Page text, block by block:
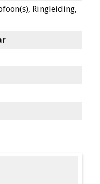
Ringleiding,